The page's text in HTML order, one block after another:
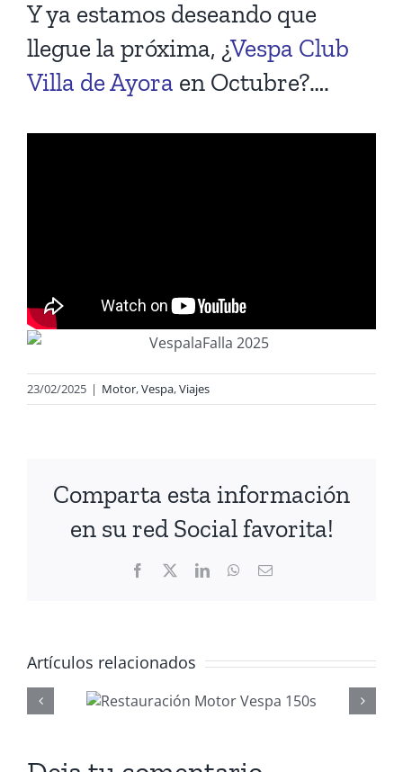
Y ya estamos deseando que
llegue la próxima, ¿Vespa Club
Villa de Ayora en Octubre?….
23/02/2025 | Motor,Vespa,Viajes
Comparta esta información
en su red Social favorita!
Facebook LinkedInWhatsApp
Correo
Artículos relacionados
Video
cambio